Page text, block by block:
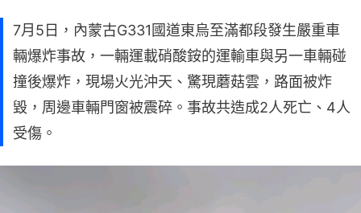
7月5日，內蒙古G331國道東烏至滿都段發生嚴重車
輛爆炸事故，一輛運載硝酸銨的運輸車與另一車輛碰
撞後爆炸，現場火光沖天、驚現蘑菇雲，路面被炸
毀，周邊車輛門窗被震碎。事故共造成2人死亡、4人
受傷。